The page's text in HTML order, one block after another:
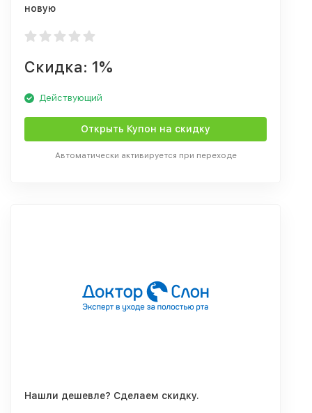
новую
Скидка: 1%
Действующий
Открыть Купон на скидку
Автоматически активируется при переходе
Нашли дешевле? Сделаем скидку.